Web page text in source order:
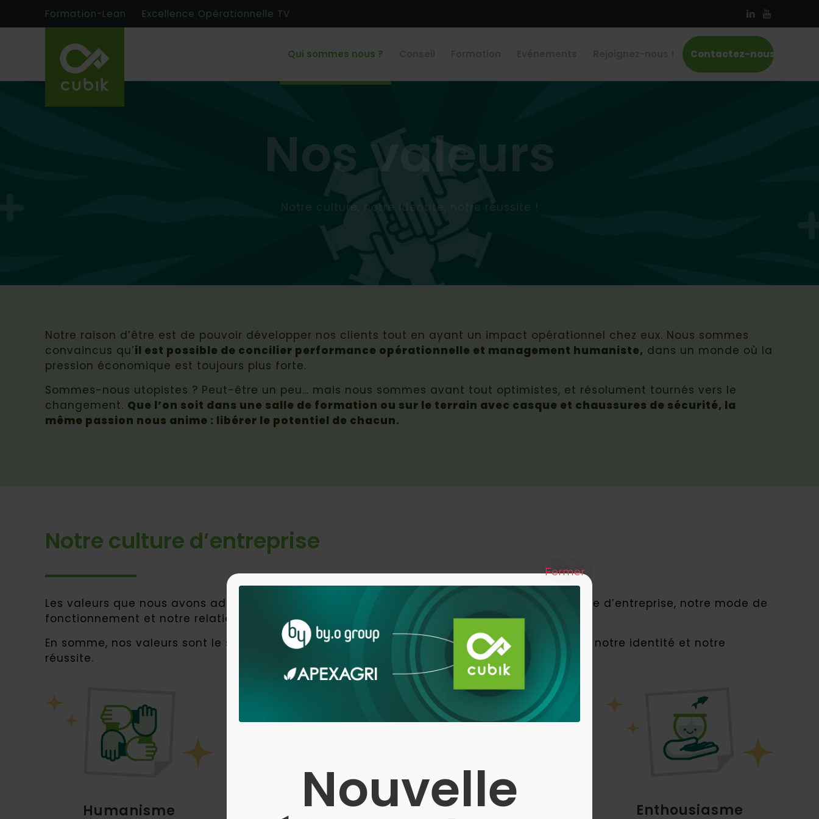
Formation-Lean Excellence Opérationnelle TV
Qui sommes nous ? Contactez-nous
Nos valeurs
Notre culture, notre identité, notre réussite !
Notre raison d’être est de pouvoir développer nos clients tout en ayant un impact opérationnel chez eux. Nous sommes
convaincus qu’il est possible de concilier performance opérationnelle et management humaniste, dans un monde où la
pression économique est toujours plus forte.
Sommes-nous utopistes ? Peut-être un peu… mais nous sommes avant tout optimistes, et résolument tournés vers le
changement. Que l’on soit dans une salle de formation ou sur le terrain avec casque et chaussures de sécurité, la
même passion nous anime : libérer le potentiel de chacun.
Notre culture d’entreprise
Les valeurs que nous avons adoptées sont fondamentales car elles déterminent notre culture d’entreprise, notre mode de
fonctionnement et notre relation avec nos clients et nos collaborateurs.
En somme, nos valeurs sont le socle sur lequel nous bâtissons notre entreprise, notre culture, notre identité et notre
réussite.
Humanisme Exemplarité Proximité client Enthousiasme
Nouvelle
Fermer